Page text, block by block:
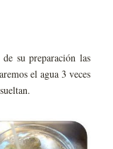
su preparación las
el agua 3 veces